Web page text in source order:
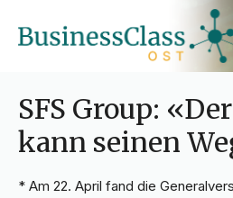
SFS Group:
kann seinen
* Am 22. April fand die